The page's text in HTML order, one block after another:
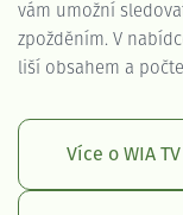
vám umožní
zpožděním. V
liší obsahem a
Více o WIA TV